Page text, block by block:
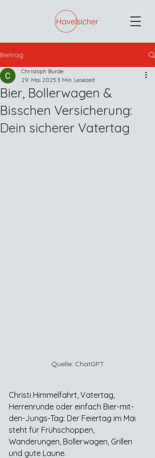
Beitrag
Bier, Bollerwagen &
Bisschen Versicherung:
Dein sicherer Vatertag
Christoph Burde
29. Mai 2025 3 Min. Lesezeit
Quelle: ChatGPT
Christi Himmelfahrt, Vatertag,
Herrenrunde oder einfach Bier-mit-
den-Jungs-Tag: Der Feiertag im Mai
steht für Frühschoppen,
Wanderungen, Bollerwagen, Grillen
und gute Laune.